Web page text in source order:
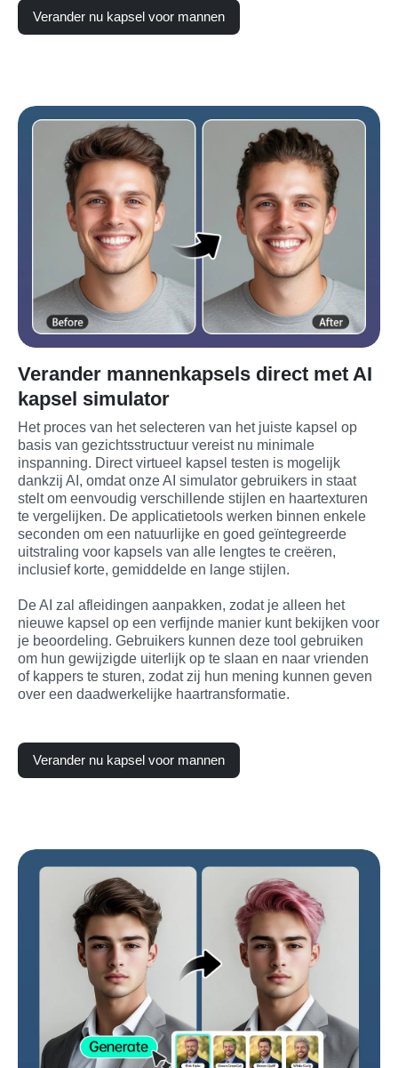
Verander nu kapsel voor mannen
Verander mannenkapsels direct met AI
kapsel simulator
Het proces van het selecteren van het juiste kapsel op
basis van gezichtsstructuur vereist nu minimale
inspanning. Direct virtueel kapsel testen is mogelijk
dankzij AI, omdat onze AI simulator gebruikers in staat
stelt om eenvoudig verschillende stijlen en haartexturen
te vergelijken. De applicatietools werken binnen enkele
seconden om een natuurlijke en goed geïntegreerde
uitstraling voor kapsels van alle lengtes te creëren,
inclusief korte, gemiddelde en lange stijlen.
De AI zal afleidingen aanpakken, zodat je alleen het
nieuwe kapsel op een verfijnde manier kunt bekijken voor
je beoordeling. Gebruikers kunnen deze tool gebruiken
om hun gewijzigde uiterlijk op te slaan en naar vrienden
of kappers te sturen, zodat zij hun mening kunnen geven
over een daadwerkelijke haartransformatie.
Verander nu kapsel voor mannen